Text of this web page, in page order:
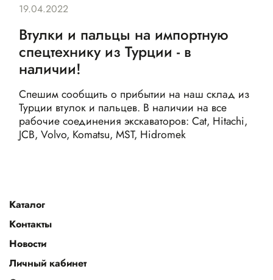
Втулки и пальцы на импортную
спецтехнику из Турции - в
наличии!
Спешим сообщить о прибытии на наш склад из
Турции втулок и пальцев. В наличии на все
рабочие соединения экскаваторов: Cat, Hitachi,
JCB, Volvo, Komatsu, MST, Hidromek
19.04.2022
Каталог
Контакты
Новости
Личный кабинет